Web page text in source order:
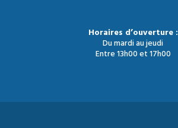
Horaires d’ouverture :
Du mardi au jeudi
Entre 13h00 et 17h00